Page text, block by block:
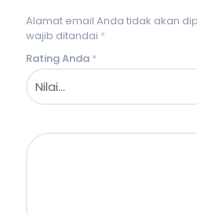
Alamat email Anda tidak akan
wajib ditandai *
Rating Anda *